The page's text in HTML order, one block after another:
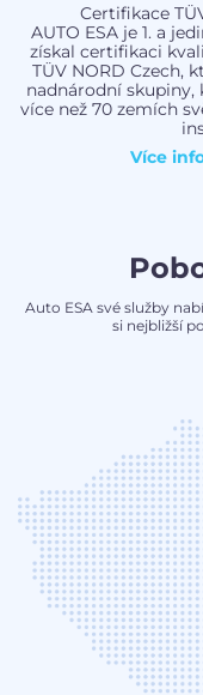
Certifikace
AUTO ESA je 1. a
získal certifikaci
TÜV NORD Czech,
nadnárodní skupiny,
více než 70 zemích
Více
Auto ESA své služby
si nejbližší